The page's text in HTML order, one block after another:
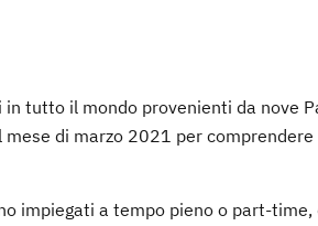
tutto il mondo provenienti da nove
mese di marzo 2021 per
impiegati a tempo pieno o part-time,